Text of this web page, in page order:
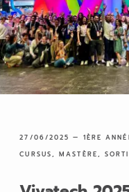
27/06/2025 — 1ÈRE
CURSUS,MASTÈRE,